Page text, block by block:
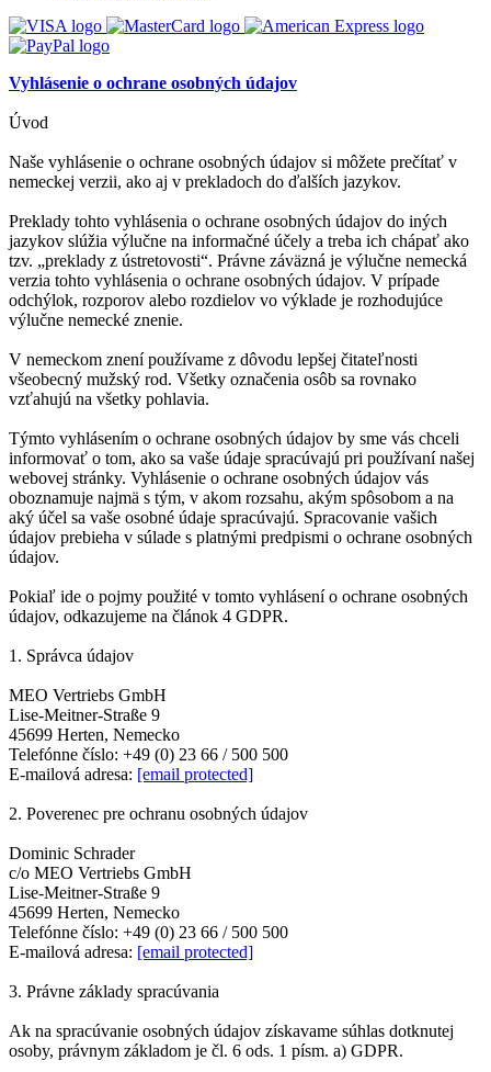
Vyhlásenie o ochrane osobných údajov
Úvod
Naše vyhlásenie o ochrane osobných údajov si môžete prečítať v
nemeckej verzii, ako aj v prekladoch do ďalších jazykov.
Preklady tohto vyhlásenia o ochrane osobných údajov do iných
jazykov slúžia výlučne na informačné účely a treba ich chápať ako
tzv. „preklady z ústretovosti“. Právne záväzná je výlučne nemecká
verzia tohto vyhlásenia o ochrane osobných údajov. V prípade
odchýlok, rozporov alebo rozdielov vo výklade je rozhodujúce
výlučne nemecké znenie.
V nemeckom znení používame z dôvodu lepšej čitateľnosti
všeobecný mužský rod. Všetky označenia osôb sa rovnako
vzťahujú na všetky pohlavia.
Týmto vyhlásením o ochrane osobných údajov by sme vás chceli
informovať o tom, ako sa vaše údaje spracúvajú pri používaní našej
webovej stránky. Vyhlásenie o ochrane osobných údajov vás
oboznamuje najmä s tým, v akom rozsahu, akým spôsobom a na
aký účel sa vaše osobné údaje spracúvajú. Spracovanie vašich
údajov prebieha v súlade s platnými predpismi o ochrane osobných
údajov.
Pokiaľ ide o pojmy použité v tomto vyhlásení o ochrane osobných
údajov, odkazujeme na článok 4 GDPR.
1. Správca údajov
MEO Vertriebs GmbH
Lise-Meitner-Straße 9
45699 Herten, Nemecko
Telefónne číslo: +49 (0) 23 66 / 500 500
E-mailová adresa: [email protected]
2. Poverenec pre ochranu osobných údajov
Dominic Schrader
c/o MEO Vertriebs GmbH
Lise-Meitner-Straße 9
45699 Herten, Nemecko
Telefónne číslo: +49 (0) 23 66 / 500 500
E-mailová adresa: [email protected]
3. Právne základy spracúvania
Ak na spracúvanie osobných údajov získavame súhlas dotknutej
osoby, právnym základom je čl. 6 ods. 1 písm. a) GDPR.